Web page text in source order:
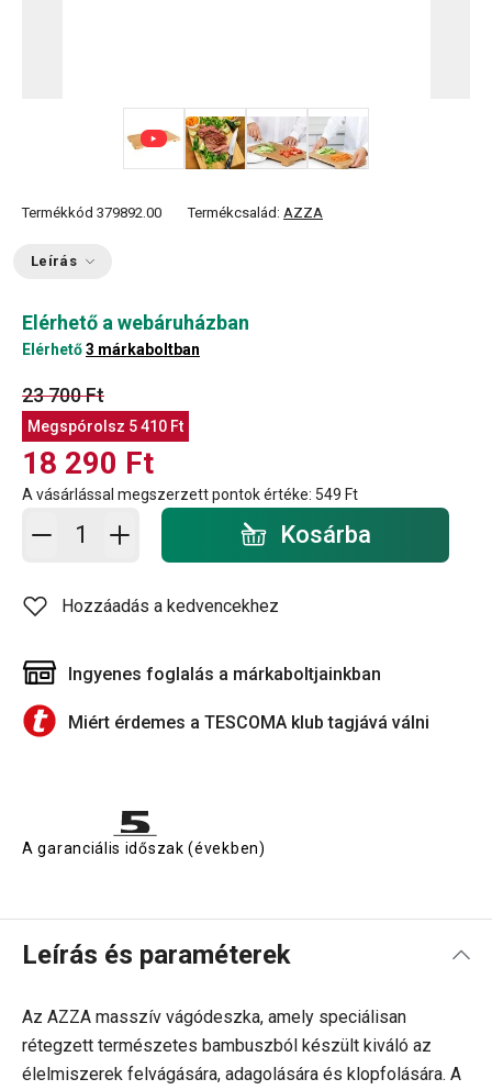
Termékkód 379892.00 Termékcsalád: AZZA
Leírás
Elérhető a webáruházban
Elérhető3 márkaboltban
23 700 Ft
Megspórolsz 5 410 Ft
18 290 Ft
A vásárlással megszerzett pontok értéke: 549 Ft
Kosárba - mennyiség Kosárba
Hozzáadás a kedvencekhez
Ingyenes foglalás a márkaboltjainkban
Miért érdemes a TESCOMA klub tagjává válni
A garanciális időszak (években)
Leírás és paraméterek
Az AZZA masszív vágódeszka, amely speciálisan
rétegzett természetes bambuszból készült kiváló az
élelmiszerek felvágására, adagolására és klopfolására. A